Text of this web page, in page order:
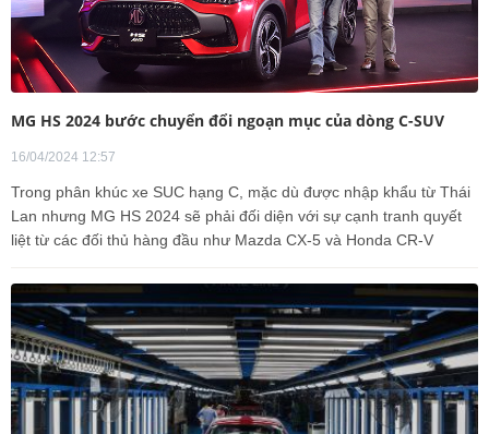
MG HS 2024 bước chuyển đổi ngoạn mục của dòng C-SUV
16/04/2024 12:57
Trong phân khúc xe SUC hạng C, mặc dù được nhập khẩu từ Thái
Lan nhưng MG HS 2024 sẽ phải đối diện với sự cạnh tranh quyết
liệt từ các đối thủ hàng đầu như Mazda CX-5 và Honda CR-V